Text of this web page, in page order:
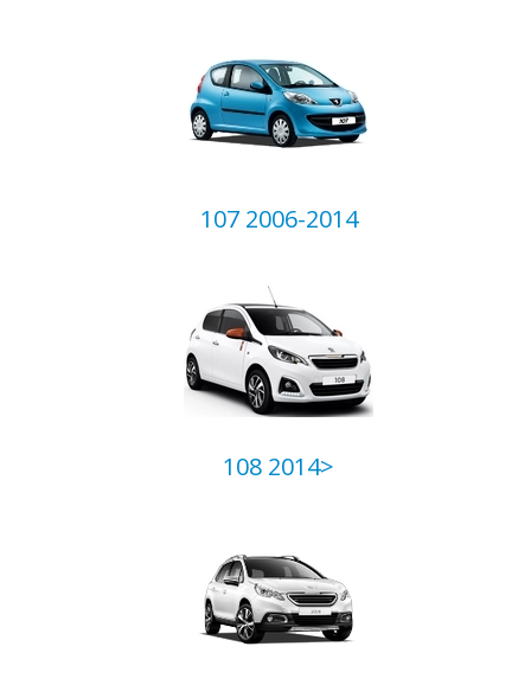
107 2006-2014
108 2014>